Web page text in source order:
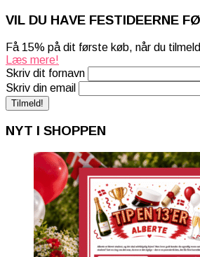
VIL DU HAVE FESTIDEERNE
Få 15% på dit første køb, når du
Læs mere!
Skriv dit fornavn
Skriv din email
NYT I SHOPPEN